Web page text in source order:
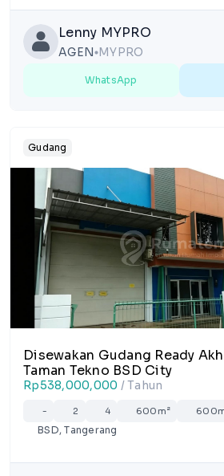
Lenny MYPRO
AGEN lens MYPRO
WhatsApp
Gudang
Disewakan Gudang Ready
Taman Tekno BSD City
Rp538,000,000 / Tahun
- 2 4 600m²
BSD, Tangerang